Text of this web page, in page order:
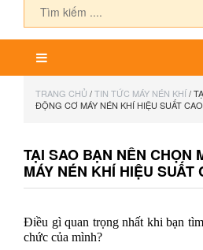
TRANG CHỦ /TIN TỨC MÁY NÉN KHÍ/
ĐỘNG CƠ MÁY NÉN KHÍ HIỆU SUẤT
TẠI SAO BẠN NÊN CHỌN
MÁY NÉN KHÍ HIỆU SUẤT
Điều gì quan trọng nhất khi bạn
chức của mình?